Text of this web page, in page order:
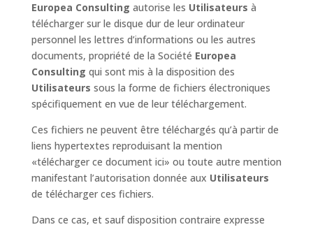
Europea Consulting autorise les Utilisateurs à
télécharger sur le disque dur de leur ordinateur
personnel les lettres d’informations ou les autres
documents, propriété de la Société Europea
Consulting qui sont mis à la disposition des
Utilisateurs sous la forme de fichiers électroniques
spécifiquement en vue de leur téléchargement.
Ces fichiers ne peuvent être téléchargés qu’à partir de
liens hypertextes reproduisant la mention
«télécharger ce document ici» ou toute autre mention
manifestant l’autorisation donnée aux Utilisateurs
de télécharger ces fichiers.
Dans ce cas, et sauf disposition contraire expresse